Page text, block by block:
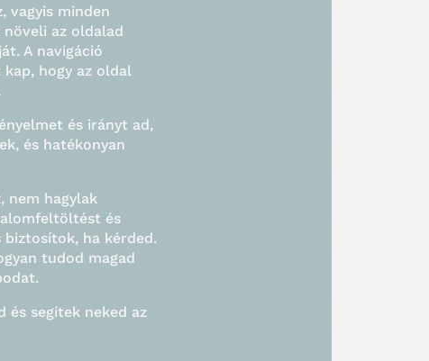
vagyis minden
növeli az oldalad
A navigáció
hogy az oldal
és irányt ad,
és hatékonyan
nem hagylak
és
biztosítok, ha kérded.
tudod magad
és segítek neked az